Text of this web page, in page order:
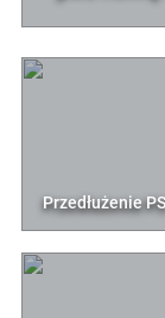
Przedłużenie